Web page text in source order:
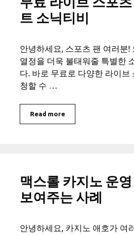
트 소닉티비
안녕하세요, 스포츠 팬 여러분!
열정을 더욱 불태워줄 특별한
다. 바로 무료로 다양한 라이브
청할 수 …
Read more
맥스롤 카지노 운
보여주는 사례
안녕하세요, 카지노 애호가 여